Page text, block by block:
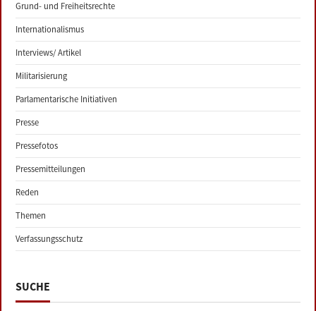
Grund- und Freiheitsrechte
Internationalismus
Interviews/ Artikel
Militarisierung
Parlamentarische Initiativen
Presse
Pressefotos
Pressemitteilungen
Reden
Themen
Verfassungsschutz
SUCHE